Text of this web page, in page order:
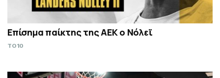
Επίσημα παίκτης της ΑΕΚ ο Νόλεϊ
TO10